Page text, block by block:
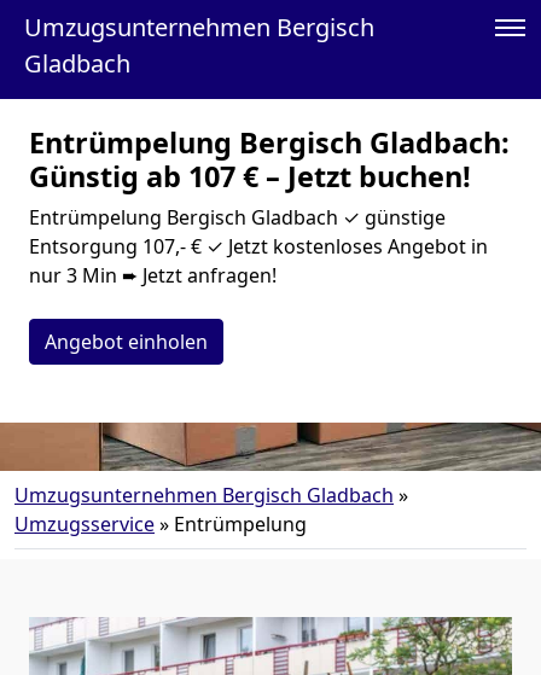
Umzugsunternehmen Bergisch
Gladbach
Entrümpelung Bergisch Gladbach:
Günstig ab 107 € – Jetzt buchen!
Entrümpelung Bergisch Gladbach ✓ günstige
Entsorgung 107,- € ✓ Jetzt kostenloses Angebot in
nur 3 Min ➨ Jetzt anfragen!
Angebot einholen
Umzugsunternehmen Bergisch Gladbach »
Umzugsservice» Entrümpelung